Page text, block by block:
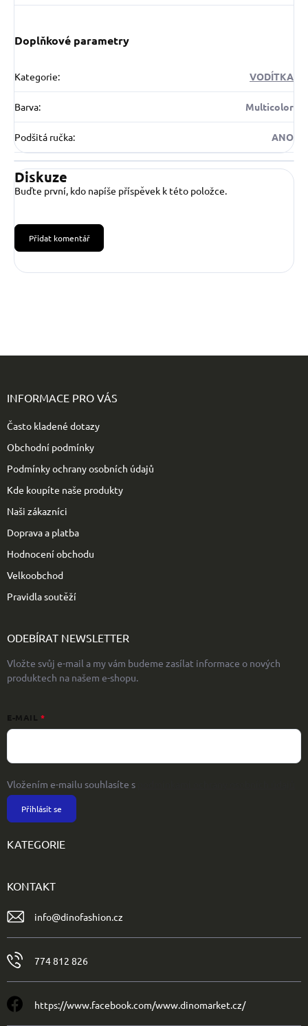
Doplňkové parametry
Kategorie: VODÍTKA
Barva: Multicolor
Podšitá ručka: ANO
Diskuze
Buďte první, kdo napíše příspěvek k této položce.
Přidat komentář
INFORMACE PRO VÁS
Často kladené dotazy
Obchodní podmínky
Podmínky ochrany osobních údajů
Kde koupíte naše produkty
Naši zákazníci
Doprava a platba
Hodnocení obchodu
Velkoobchod
Pravidla soutěží
ODEBÍRAT NEWSLETTER
Vložte svůj e-mail a my vám budeme zasílat informace o nových
produktech na našem e-shopu.
E-MAIL
Vložením e-mailu souhlasíte s
Přihlásit se
KATEGORIE
KONTAKT
info@dinofashion.cz
774 812 826
https://www.facebook.com/www.dinomarket.cz/